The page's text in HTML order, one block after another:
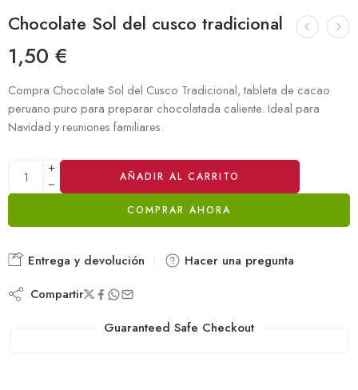
Chocolate Sol del cusco tradicional
1,50 €
Compra Chocolate Sol del Cusco Tradicional, tableta de cacao
peruano puro para preparar chocolatada caliente. Ideal para
Navidad y reuniones familiares.
AÑADIR AL CARRITO
COMPRAR AHORA
Alternative:
Entrega y devolución Hacer una pregunta
Compartir
Guaranteed Safe Checkout